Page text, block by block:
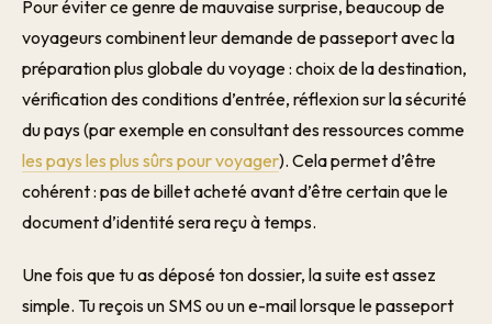
Pour éviter ce genre de mauvaise surprise, beaucoup de
voyageurs combinent leur demande de passeport avec la
préparation plus globale du voyage : choix de la destination,
vérification des conditions d’entrée, réflexion sur la sécurité
du pays (par exemple en consultant des ressources comme
les pays les plus sûrs pour voyager). Cela permet d’être
cohérent : pas de billet acheté avant d’être certain que le
document d’identité sera reçu à temps.
Une fois que tu as déposé ton dossier, la suite est assez
simple. Tu reçois un SMS ou un e-mail lorsque le passeport